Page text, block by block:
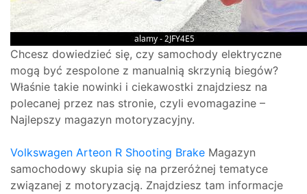
Chcesz dowiedzieć się, czy samochody elektryczne
mogą być zespolone z manualnią skrzynią biegów?
Właśnie takie nowinki i ciekawostki znajdziesz na
polecanej przez nas stronie, czyli evomagazine –
Najlepszy magazyn motoryzacyjny.
Volkswagen Arteon R Shooting Brake Magazyn
samochodowy skupia się na przeróżnej tematyce
związanej z motoryzacją. Znajdziesz tam informacje